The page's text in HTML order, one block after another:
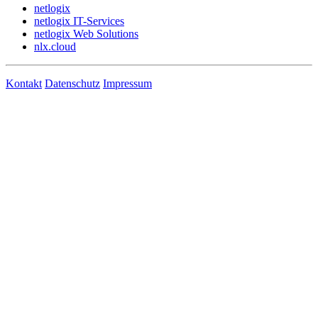
netlogix
netlogix IT-Services
netlogix Web Solutions
nlx.cloud
Kontakt Datenschutz Impressum